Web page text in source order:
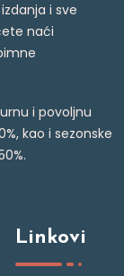
i sve
naći
i povoljnu
kao i sezonske
Linkovi